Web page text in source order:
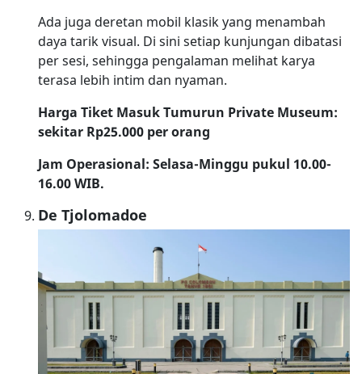
Ada juga deretan mobil klasik yang menambah
daya tarik visual. Di sini setiap kunjungan dibatasi
per sesi, sehingga pengalaman melihat karya
terasa lebih intim dan nyaman.
Harga Tiket Masuk Tumurun Private Museum:
sekitar Rp25.000 per orang
Jam Operasional: Selasa-Minggu pukul 10.00-
16.00 WIB.
De Tjolomadoe